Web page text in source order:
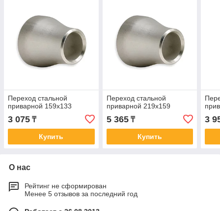
Переход стальной
приварной 159х133
3 075 ₸
Купить
Переход стальной
приварной 219х159
5 365₸
Купить
3
О нас
Рейтинг не сформирован
Менее 5 отзывов за последний год